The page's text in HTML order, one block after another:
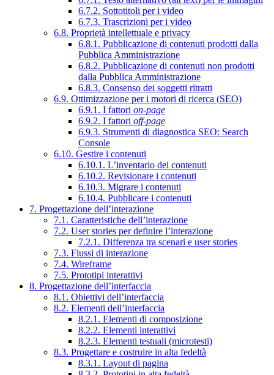
6.7.2. Sottotitoli per i video
6.7.3. Trascrizioni per i video
6.8. Proprietà intellettuale e privacy
6.8.1. Pubblicazione di contenuti prodotti dalla
Pubblica Amministrazione
6.8.2. Pubblicazione di contenuti non prodotti
dalla Pubblica Amministrazione
6.8.3. Consenso dei soggetti ritratti
6.9. Ottimizzazione per i motori di ricerca (SEO)
6.9.1. I fattori on-page
6.9.2. I fattori off-page
6.9.3. Strumenti di diagnostica SEO: Search
Console
6.10. Gestire i contenuti
6.10.1. L’inventario dei contenuti
6.10.2. Revisionare i contenuti
6.10.3. Migrare i contenuti
6.10.4. Pubblicare i contenuti
7. Progettazione dell’interazione
7.1. Caratteristiche dell’interazione
7.2. User stories per definire l’interazione
7.2.1. Differenza tra scenari e user stories
7.3. Flussi di interazione
7.4. Wireframe
7.5. Prototipi interattivi
8. Progettazione dell’interfaccia
8.1. Obiettivi dell’interfaccia
8.2. Elementi dell’interfaccia
8.2.1. Elementi di composizione
8.2.2. Elementi interattivi
8.2.3. Elementi testuali (microtesti)
8.3. Progettare e costruire in alta fedeltà
8.3.1. Layout di pagina